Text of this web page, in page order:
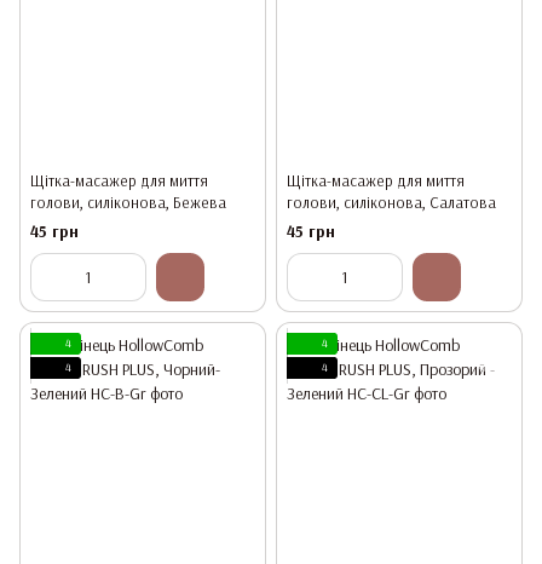
Щітка-масажер для миття
голови, силіконова, Бежева
45 грн
Щітка-масажер для миття
голови, силіконова, Салатова
45 грн
4
4
4
4